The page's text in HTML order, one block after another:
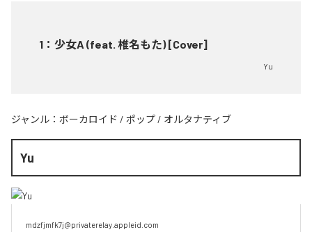
1 ： 少女A (feat. 椎名もた) [Cover]
Yu
ジャンル： ボーカロイド / ポップ / オルタナティブ
Yu
mdzfjmfk7j@privaterelay.appleid.com